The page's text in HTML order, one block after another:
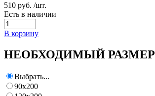
510 руб. /шт.
Есть в наличии
В корзину
НЕОБХОДИМЫЙ РАЗМЕР
Выбрать...
90х200